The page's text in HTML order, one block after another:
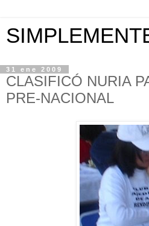
31 ene 2009
CLASIFICÓ NURIA
PRE-NACIONAL